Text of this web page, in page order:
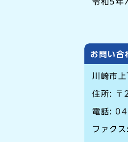
お問い合
川崎市
住所: 〒
電話:
ファク